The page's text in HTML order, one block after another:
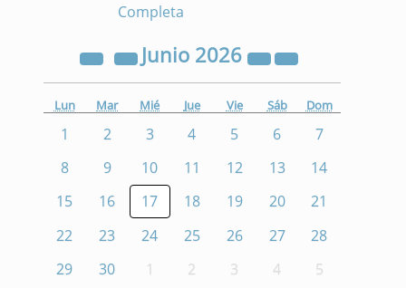
Completa
Junio 2026
Lun Mar Mié Jue Vie Sáb Dom
1 2 3 4 5 6
7
8
9 10 11 12 13
14
15
16 17 18 19 20
21
22
23 24 25 26 27
28
29
30 1 2 3 4 5